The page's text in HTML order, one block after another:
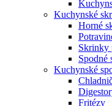
Kuchynské
Horné
Skrinky
Spodné
Kuchynské
Fritézy